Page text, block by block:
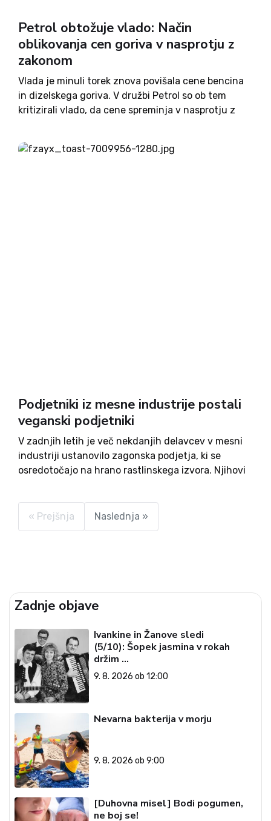
Petrol obtožuje vlado: Način
oblikovanja cen goriva v nasprotju z
zakonom
Vlada je minuli torek znova povišala cene bencina
in dizelskega goriva. V družbi Petrol so ob tem
kritizirali vlado, da cene spreminja v nasprotju z
najvišjo dovoljeno maržo na bencin in dizelsko
gorivo...
Podjetniki iz mesne industrije postali
veganski podjetniki
V zadnjih letih je več nekdanjih delavcev v mesni
industriji ustanovilo zagonska podjetja, ki se
osredotočajo na hrano rastlinskega izvora. Njihovi
predvsem pa jih vodi možnost večjega zaslužka ali
pa ljubezen do živali....
« Prejšnja Naslednja »
Zadnje objave
Ivankine in Žanove sledi
(5/10): Šopek jasmina v rokah
držim …
9. 8. 2026 ob 12:00
Nevarna bakterija v morju
9. 8. 2026 ob 9:00
[Duhovna misel] Bodi pogumen,
ne boj se!